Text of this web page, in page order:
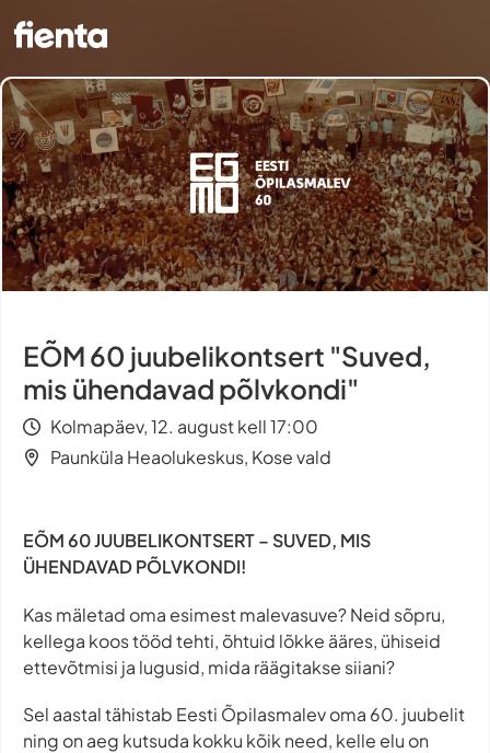
EÕM 60 juubelikontsert "Suved,
mis ühendavad põlvkondi"
Kolmapäev, 12. august kell 17:00
Paunküla Heaolukeskus, Kose vald
EÕM 60 JUUBELIKONTSERT – SUVED, MIS
ÜHENDAVAD PÕLVKONDI!
Kas mäletad oma esimest malevasuve? Neid sõpru,
kellega koos tööd tehti, õhtuid lõkke ääres, ühiseid
ettevõtmisi ja lugusid, mida räägitakse siiani?
Sel aastal tähistab Eesti Õpilasmalev oma 60. juubelit
ning on aeg kutsuda kokku kõik need, kelle elu on